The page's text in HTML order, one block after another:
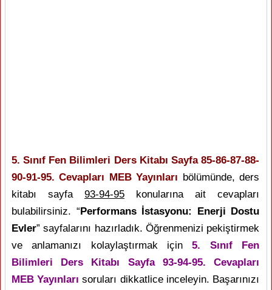
5. Sınıf Fen Bilimleri Ders Kitabı Sayfa 85-86-87-88-
90-91-95. Cevapları MEB Yayınları bölümünde, ders
kitabı sayfa 93-94-95 konularına ait cevapları
bulabilirsiniz. “Performans İstasyonu: Enerji Dostu
Evler” sayfalarını hazırladık. Öğrenmenizi pekiştirmek
ve anlamanızı kolaylaştırmak için5. Sınıf Fen
Bilimleri Ders Kitabı Sayfa 93-94-95. Cevapları
MEB Yayınları soruları dikkatlice inceleyin. Başarınızı